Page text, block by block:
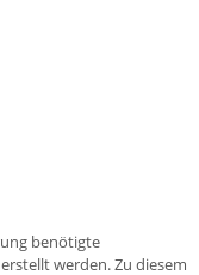
benötigte
werden. Zu diesem